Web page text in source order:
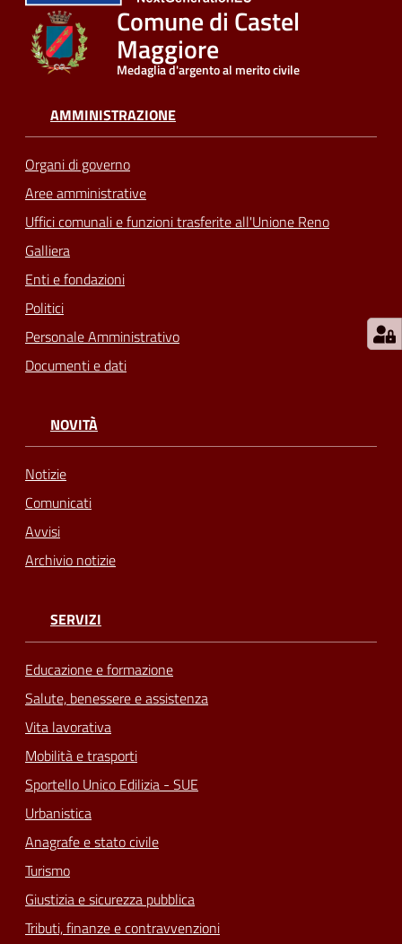
Comune di Castel
Maggiore
Medaglia d'argento al merito civile
AMMINISTRAZIONE
Organi di governo
Aree amministrative
Uffici comunali e funzioni trasferite all'Unione Reno
Galliera
Enti e fondazioni
Politici
Personale Amministrativo
Documenti e dati
NOVITÀ
Notizie
Comunicati
Avvisi
Archivio notizie
SERVIZI
Educazione e formazione
Salute, benessere e assistenza
Vita lavorativa
Mobilità e trasporti
Sportello Unico Edilizia - SUE
Urbanistica
Anagrafe e stato civile
Turismo
Giustizia e sicurezza pubblica
Tributi, finanze e contravvenzioni